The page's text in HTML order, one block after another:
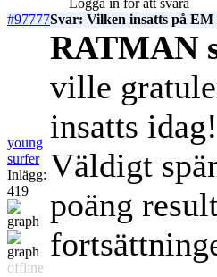
Logga in för att svara
#97777Svar: Vilken insatts på EM
young
surfer
Inlägg:
419
offline
RATMAN
ville
insatts
Väldigt
poäng